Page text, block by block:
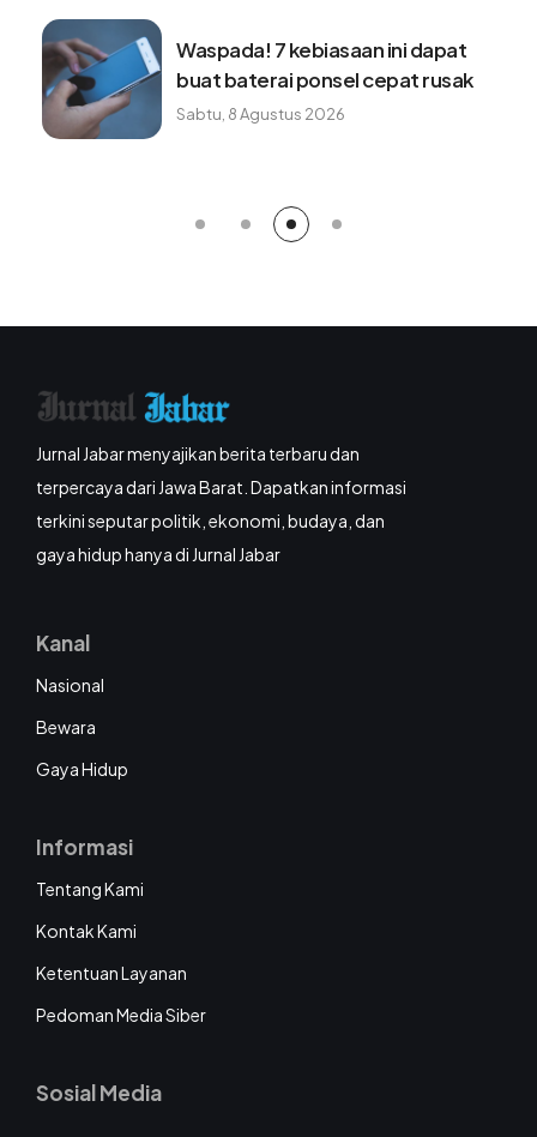
Waspada! 7 kebiasaan ini dapat
buat baterai ponsel cepat rusak
Sabtu, 8 Agustus 2026
Jurnal Jabar menyajikan berita terbaru dan
terpercaya dari Jawa Barat. Dapatkan informasi
terkini seputar politik, ekonomi, budaya, dan
gaya hidup hanya di Jurnal Jabar
Kanal
Nasional
Bewara
Gaya Hidup
Informasi
Tentang Kami
Kontak Kami
Ketentuan Layanan
Pedoman Media Siber
Sosial Media